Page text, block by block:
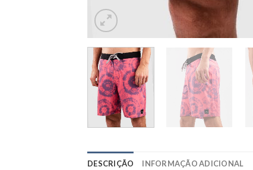
DESCRIÇÃO INFORMAÇÃO ADICIONAL